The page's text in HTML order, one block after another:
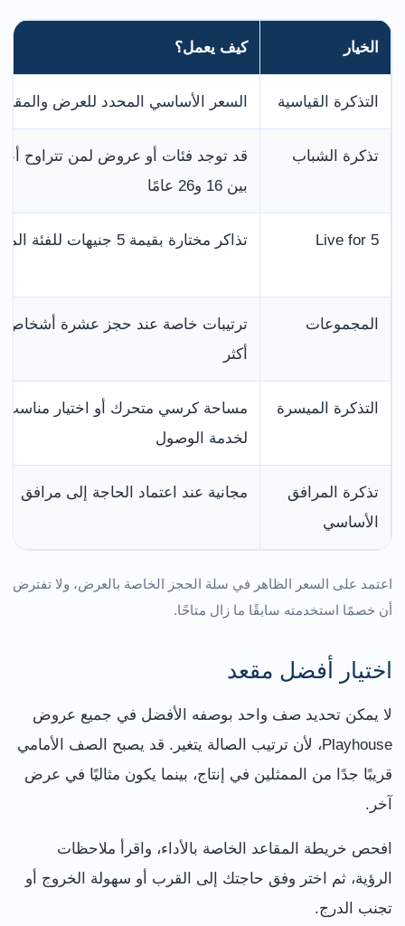
الخيار كيف يعمل؟
التذكرة القياسية السعر الأساسي المحدد للعرض والمقعد
تذكرة الشباب
قد توجد فئات أو عروض لمن تتراوح
بين 16 و26 عامًا
Live for 5 تذاكر مختارة بقيمة 5 جنيهات للفئة المؤهلة
المجموعات
ترتيبات خاصة عند حجز عشرة أشخاص
أكثر
التذكرة الميسرة
مساحة كرسي متحرك أو اختيار مناسب
لخدمة الوصول
تذكرة المرافق
الأساسي
مجانية عند اعتماد الحاجة إلى مرافق
اعتمد على السعر الظاهر في سلة الحجز الخاصة بالعرض، ولا تفترض
أن خصمًا استخدمته سابقًا ما زال متاحًا.
اختيار أفضل مقعد
لا يمكن تحديد صف واحد بوصفه الأفضل في جميع عروض
Playhouse، لأن ترتيب الصالة يتغير. قد يصبح الصف الأمامي
قريبًا جدًا من الممثلين في إنتاج، بينما يكون مثاليًا في عرض
آخر.
افحص خريطة المقاعد الخاصة بالأداء، واقرأ ملاحظات
الرؤية، ثم اختر وفق حاجتك إلى القرب أو سهولة الخروج أو
تجنب الدرج.